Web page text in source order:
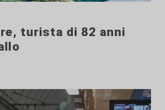
turista di 82 anni